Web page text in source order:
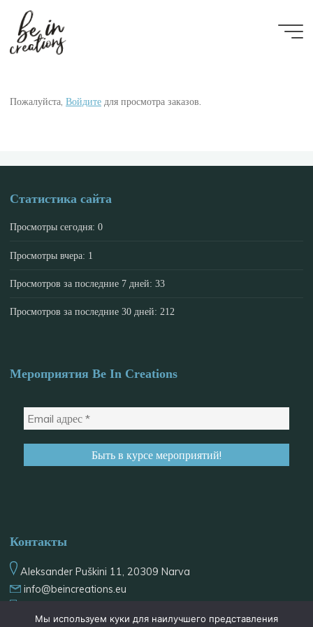
Пожалуйста,Войдите для просмотра заказов.
Статистика сайта
Просмотры сегодня:0
Просмотры вчера: 1
Просмотров за последние 7 дней:33
Просмотров за последние 30 дней:212
Мероприятия Be In Creations
Контакты
Aleksander Puškini 11, 20309 Narva
info@beincreations.eu
@be_in_creations
Мы используем куки для наилучшего представления